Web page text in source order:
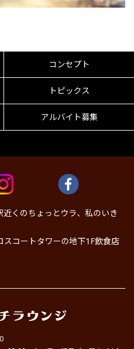
コンセプト
トピックス
アルバイト募集
くのちょっとウラ、私のいき
コートタワーの地下1F飲食店